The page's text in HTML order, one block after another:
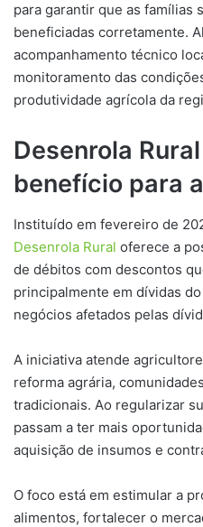
para garantir que as famílias
beneficiadas corretamente.
acompanhamento técnico
monitoramento das
produtividade agrícola da
Desenrola
benefício para
Instituído em fevereiro de
Desenrola Rural oferece a
de débitos com descontos
principalmente em dívidas
negócios afetados pelas
A iniciativa atende
reforma agrária,
tradicionais. Ao regularizar
passam a ter mais
aquisição de insumos e
O foco está em estimular a
alimentos, fortalecer o